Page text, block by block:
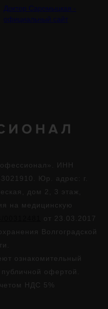
Доктор Саромыцкая -
официальный сайт
ИНН
Юр. адрес: г.
дом 2, 3 этаж,
на медицинскую
от 23.03.2017
Волгоградской
ознакомительный
офертой.
НДС 5%